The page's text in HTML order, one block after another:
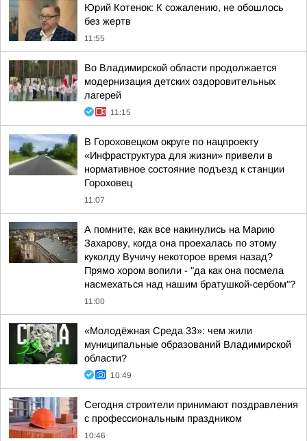
Юрий Котенок: К сожалению, не обошлось
без жертв
11:55
Во Владимирской области продолжается
модернизация детских оздоровительных
лагерей
11:15
В Гороховецком округе по нацпроекту
«Инфраструктура для жизни» привели в
нормативное состояние подъезд к станции
Гороховец
11:07
А помните, как все накинулись на Марию
Захарову, когда она проехалась по этому
куколду Вучичу некоторое время назад?
Прямо хором вопили - "да как она посмела
насмехаться над нашим братушкой-сербом"?
11:00
«Молодёжная Среда 33»: чем жили
муниципальные образований Владимирской
области?
10:49
Сегодня строители принимают поздравления
с профессиональным праздником
10:46